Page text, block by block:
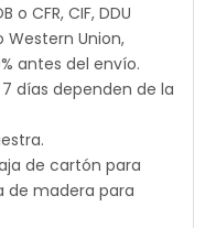
o CFR, CIF, DDU
Western Union,
antes del envío.
días dependen de la
de cartón para
de madera para